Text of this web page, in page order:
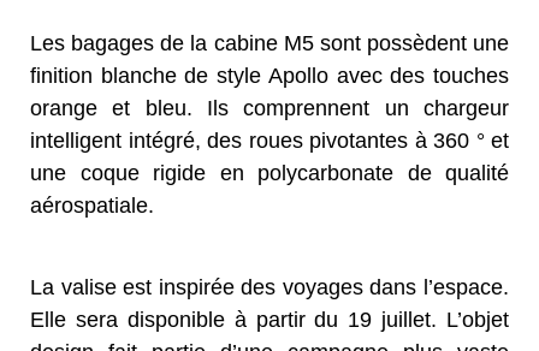
Les bagages de la cabine M5 sont possèdent une
finition blanche de style Apollo avec des touches
orange et bleu. Ils comprennent un chargeur
intelligent intégré, des roues pivotantes à 360 ° et
une coque rigide en polycarbonate de qualité
aérospatiale.
La valise est inspirée des voyages dans l’espace.
Elle sera disponible à partir du 19 juillet. L’objet